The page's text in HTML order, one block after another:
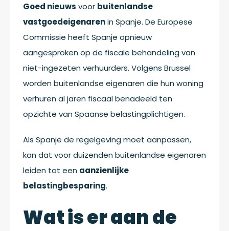
Goed nieuws voor buitenlandse
vastgoedeigenarenin Spanje. De Europese
Commissie heeft Spanje opnieuw
aangesproken op de fiscale behandeling van
niet-ingezeten verhuurders. Volgens Brussel
worden buitenlandse eigenaren die hun woning
verhuren al jaren fiscaal benadeeld ten
opzichte van Spaanse belastingplichtigen.
Als Spanje de regelgeving moet aanpassen,
kan dat voor duizenden buitenlandse eigenaren
leiden tot een aanzienlijke
belastingbesparing.
Wat is er aan de